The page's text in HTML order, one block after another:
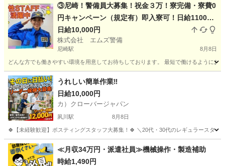
③尼崎！警備員大募集！祝金３万！寮完備・寮費0
円キャンペーン（規定有）即入寮可！日給11000
(各種手当含む・規定有) 電話面接 履歴書不要
スマホ契約サポートあり
日給10,000円
株式会社 エムズ警備
尼崎駅 8月8日
どんな方でも働きやすい環境を用意してお待ちしております。 最短で働けるように
兵庫 尼崎市 尼崎駅 警備員
うれしい簡単作業‼
日給10,000円
カ）クローバージャパン
夙川駅 8月8日
🍀【未経験歓迎】ポスティングスタッフ大募集！🍀 ＼20代・30代のレギュラースタ
兵庫 西宮市 夙川駅 軽作業 スタッフ
≪月収34万円・派遣社員≫機械操作・製造補助
時給1,490円